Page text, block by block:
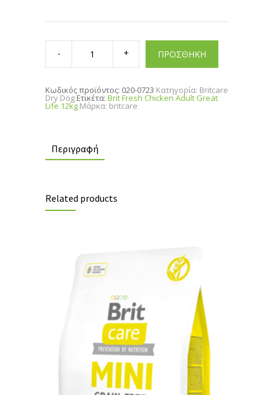
Brit
Fresh
Adult
12kg
quantity
ΠΡΟΣΘΗΚΗ
Κωδικός προϊόντος: 020-0723 Κατηγορία: Britcare
Dry DogΕτικέτα: Brit Fresh Chicken Adult Great
Life 12kg Μάρκα: britcare
Περιγραφή
Related products